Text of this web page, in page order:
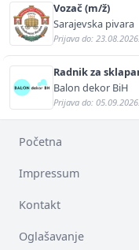
Vozač (m/ž)
Sarajevska pivara
Prijava do:
Radnik za
Balon dekor BiH
Prijava do:
Početna
Impressum
Kontakt
Oglašavanje